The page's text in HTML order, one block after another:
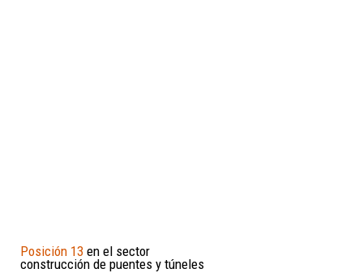
Posición 13 en el sector
construcción de puentes y túneles